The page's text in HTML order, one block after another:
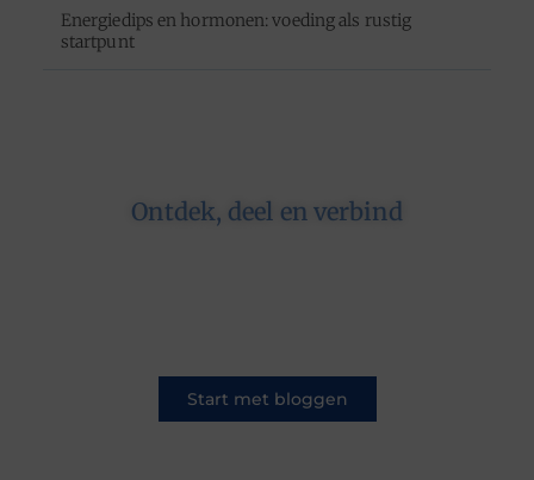
Energiedips en hormonen: voeding als rustig
startpunt
Ontdek, deel en verbind
Start met bloggen